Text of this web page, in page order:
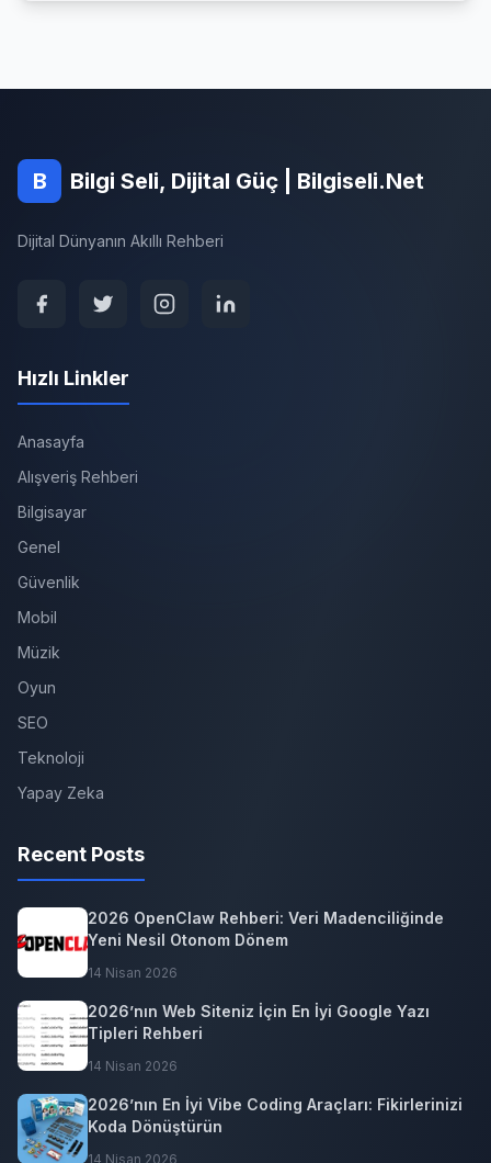
B Bilgi Seli, Dijital Güç | Bilgiseli.Net
Dijital Dünyanın Akıllı Rehberi
Hızlı Linkler
Anasayfa
Alışveriş Rehberi
Bilgisayar
Genel
Güvenlik
Mobil
Müzik
Oyun
SEO
Teknoloji
Yapay Zeka
Recent Posts
2026 OpenClaw Rehberi: Veri Madenciliğinde
Yeni Nesil Otonom Dönem
14 Nisan 2026
2026’nın Web Siteniz İçin En İyi Google Yazı
Tipleri Rehberi
14 Nisan 2026
2026’nın En İyi Vibe Coding Araçları: Fikirlerinizi
Koda Dönüştürün
14 Nisan 2026